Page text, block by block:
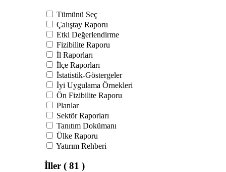
Tümünü Seç
Çalıştay Raporu
Etki Değerlendirme
Fizibilite Raporu
İl Raporları
İlçe Raporları
İstatistik-Göstergeler
İyi Uygulama Örnekleri
Ön Fizibilite Raporu
Planlar
Sektör Raporları
Tanıtım Dokümanı
Ülke Raporu
Yatırım Rehberi
İller ( 81 )